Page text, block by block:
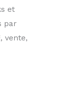
et
par
vente,